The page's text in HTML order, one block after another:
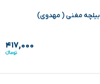
بیلچه مغنی ( مهدوی)
۴۱۷,۰۰۰